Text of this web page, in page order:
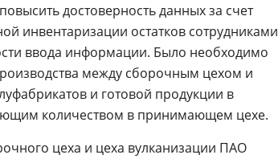
достоверность данных за счет
инвентаризации остатков
ввода информации. Было необходимо
между сборочным цехом и
и готовой продукции в
количеством в принимающем цехе.
цеха и цеха вулканизации ПАО